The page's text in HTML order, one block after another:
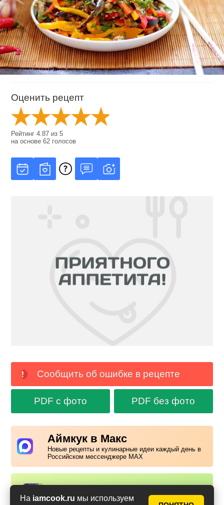
На iamcook.ru мы используем
Оценить рецепт
Рейтинг4.87 из5
на основе62 голосов
Сообщить об ошибке в рецепте
PDF с фото PDF без фото
Аймкук в Макс
Новые рецепты и кулинарные идеи каждый день в
Российском мессенджере MAX